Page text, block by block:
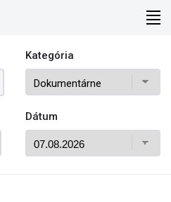
Kategória
Dátum